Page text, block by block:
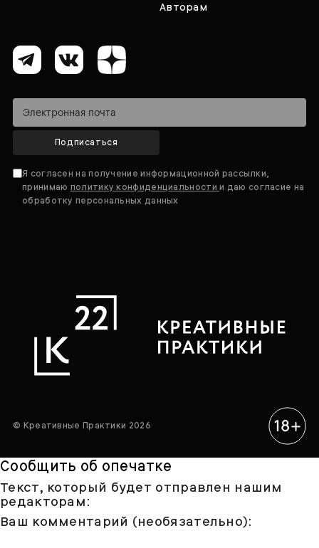
Авторам
Подписаться
Я согласен на получение информационной рассылки,
принимаю политику конфиденциальностии даю согласие на
обработку персональных данных
© Креативные Практики 2026
Сообщить об опечатке
Текст, который будет отправлен нашим
редакторам:
Ваш комментарий (необязательно):